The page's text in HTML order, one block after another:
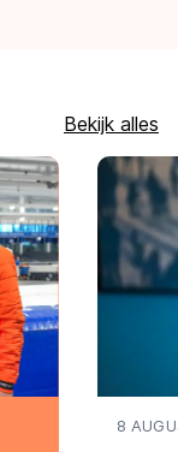
Bekijk alles
8